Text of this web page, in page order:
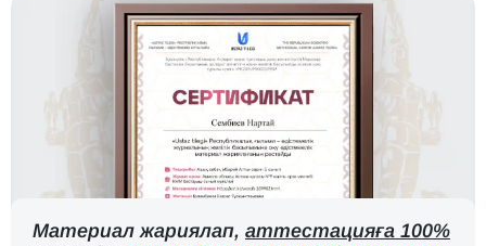
Материал жариялап, аттестацияға 100%